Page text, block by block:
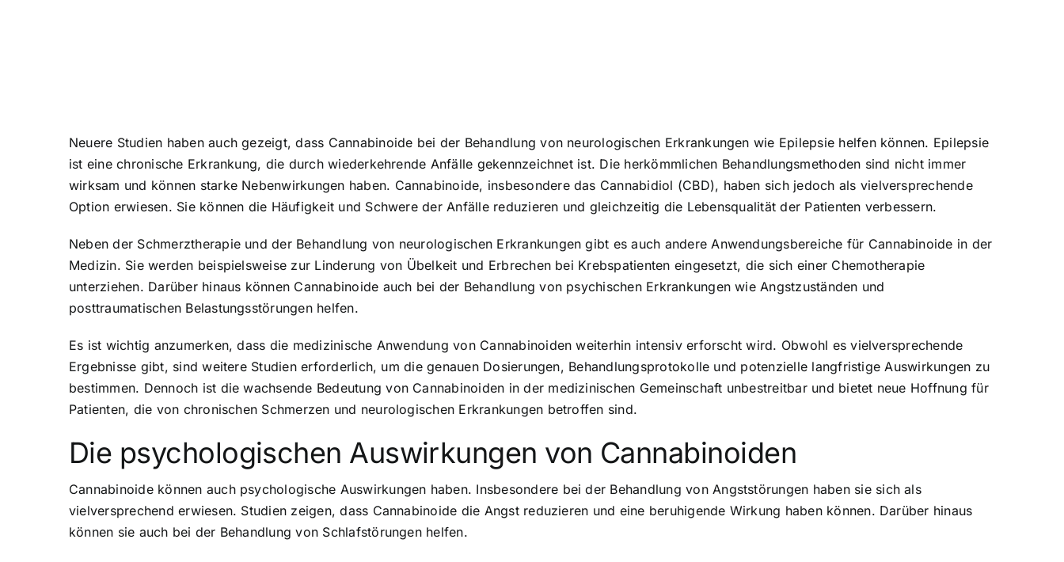
Neuere Studien haben auch gezeigt, dass Cannabinoide bei der Behandlung von neurologischen Erkrankungen wie Epilepsie helfen können. Epilepsie
ist eine chronische Erkrankung, die durch wiederkehrende Anfälle gekennzeichnet ist. Die herkömmlichen Behandlungsmethoden sind nicht immer
wirksam und können starke Nebenwirkungen haben. Cannabinoide, insbesondere das Cannabidiol (CBD), haben sich jedoch als vielversprechende
Option erwiesen. Sie können die Häufigkeit und Schwere der Anfälle reduzieren und gleichzeitig die Lebensqualität der Patienten verbessern.
Neben der Schmerztherapie und der Behandlung von neurologischen Erkrankungen gibt es auch andere Anwendungsbereiche für Cannabinoide in der
Medizin. Sie werden beispielsweise zur Linderung von Übelkeit und Erbrechen bei Krebspatienten eingesetzt, die sich einer Chemotherapie
unterziehen. Darüber hinaus können Cannabinoide auch bei der Behandlung von psychischen Erkrankungen wie Angstzuständen und
posttraumatischen Belastungsstörungen helfen.
Es ist wichtig anzumerken, dass die medizinische Anwendung von Cannabinoiden weiterhin intensiv erforscht wird. Obwohl es vielversprechende
Ergebnisse gibt, sind weitere Studien erforderlich, um die genauen Dosierungen, Behandlungsprotokolle und potenzielle langfristige Auswirkungen zu
bestimmen. Dennoch ist die wachsende Bedeutung von Cannabinoiden in der medizinischen Gemeinschaft unbestreitbar und bietet neue Hoffnung für
Patienten, die von chronischen Schmerzen und neurologischen Erkrankungen betroffen sind.
Die psychologischen Auswirkungen von Cannabinoiden
Cannabinoide können auch psychologische Auswirkungen haben. Insbesondere bei der Behandlung von Angststörungen haben sie sich als
vielversprechend erwiesen. Studien zeigen, dass Cannabinoide die Angst reduzieren und eine beruhigende Wirkung haben können. Darüber hinaus
können sie auch bei der Behandlung von Schlafstörungen helfen.